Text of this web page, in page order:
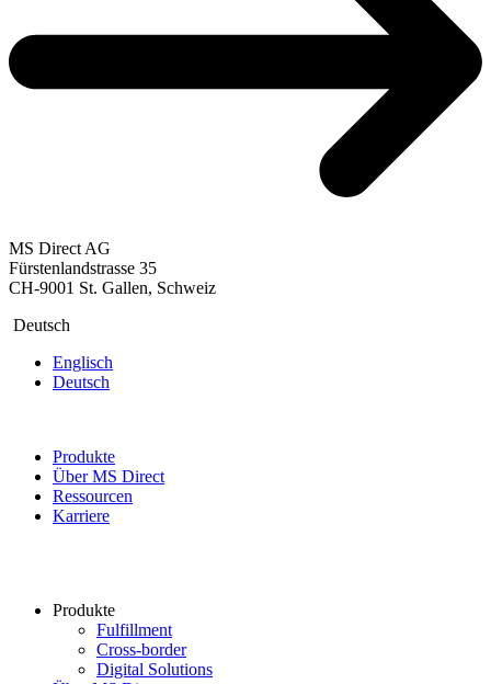
MS Direct AG
Fürstenlandstrasse 35
CH-9001 St. Gallen, Schweiz
Deutsch
Englisch
Deutsch
Produkte
Über MS Direct
Ressourcen
Karriere
Produkte
Fulfillment
Cross-border
Digital Solutions